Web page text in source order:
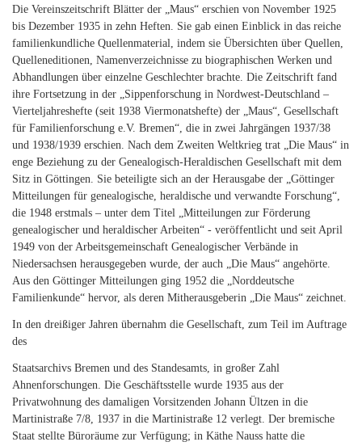
Die Vereinszeitschrift Blätter der „Maus“ erschien von November 1925
bis Dezember 1935 in zehn Heften. Sie gab einen Einblick in das reiche
familienkundliche Quellenmaterial, indem sie Übersichten über Quellen,
Quelleneditionen, Namenverzeichnisse zu biographischen Werken und
Abhandlungen über einzelne Geschlechter brachte. Die Zeitschrift fand
ihre Fortsetzung in der „Sippenforschung in Nordwest-Deutschland –
Vierteljahreshefte (seit 1938 Viermonatshefte) der „Maus“, Gesellschaft
für Familienforschung e.V. Bremen“, die in zwei Jahrgängen 1937/38
und 1938/1939 erschien. Nach dem Zweiten Weltkrieg trat „Die Maus“ in
enge Beziehung zu der Genealogisch-Heraldischen Gesellschaft mit dem
Sitz in Göttingen. Sie beteiligte sich an der Herausgabe der „Göttinger
Mitteilungen für genealogische, heraldische und verwandte Forschung“,
die 1948 erstmals – unter dem Titel „Mitteilungen zur Förderung
genealogischer und heraldischer Arbeiten“ - veröffentlicht und seit April
1949 von der Arbeitsgemeinschaft Genealogischer Verbände in
Niedersachsen herausgegeben wurde, der auch „Die Maus“ angehörte.
Aus den Göttinger Mitteilungen ging 1952 die „Norddeutsche
Familienkunde“ hervor, als deren Mitherausgeberin „Die Maus“ zeichnet.
In den dreißiger Jahren übernahm die Gesellschaft, zum Teil im Auftrage
des
Staatsarchivs Bremen und des Standesamts, in großer Zahl
Ahnenforschungen. Die Geschäftsstelle wurde 1935 aus der
Privatwohnung des damaligen Vorsitzenden Johann Ültzen in die
Martinistraße 7/8, 1937 in die Martinistraße 12 verlegt. Der bremische
Staat stellte Büroräume zur Verfügung; in Käthe Nauss hatte die